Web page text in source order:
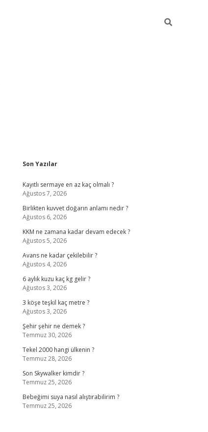
Sidebar
Son Yazılar
Kayıtlı sermaye en az kaç olmalı ?
Ağustos 7, 2026
Birlikten kuvvet doğarın anlamı nedir ?
Ağustos 6, 2026
KKM ne zamana kadar devam edecek ?
Ağustos 5, 2026
Avans ne kadar çekilebilir ?
Ağustos 4, 2026
6 aylık kuzu kaç kg gelir ?
Ağustos 3, 2026
3 köşe teşkil kaç metre ?
Ağustos 3, 2026
Şehir şehir ne demek ?
Temmuz 30, 2026
Tekel 2000 hangi ülkenin ?
Temmuz 28, 2026
Son Skywalker kimdir ?
Temmuz 25, 2026
Bebeğimi suya nasıl alıştırabilirim ?
Temmuz 25, 2026